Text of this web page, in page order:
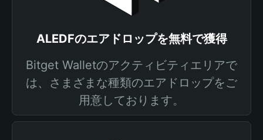
ALEDFのエアドロップを無料で獲得
Bitget Walletのアクティビティエリアで
は、さまざまな種類のエアドロップをご
用意しております。